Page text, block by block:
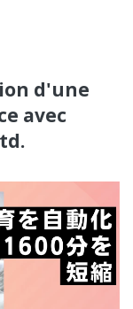
d'une
avec